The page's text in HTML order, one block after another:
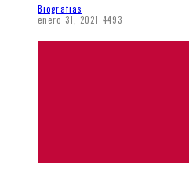
Biografias
enero 31, 2021 4493